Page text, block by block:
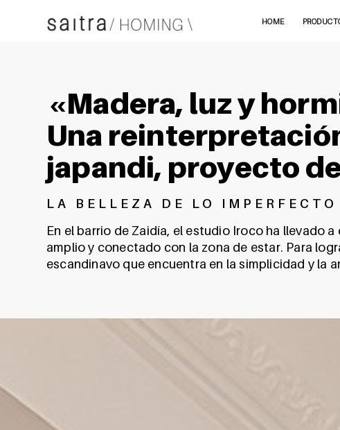
HOME
«Madera, luz y
Una
japandi, proyecto
LA BELLEZA DE LO IMPERFECTO
En el barrio de Zaidía, el estudio Iroco ha llevado
amplio y conectado con la zona de estar. Para
escandinavo que encuentra en la simplicidad y la